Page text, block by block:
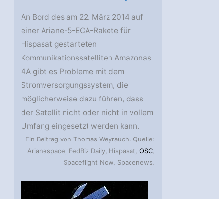
An Bord des am 22. März 2014 auf
einer Ariane-5-ECA-Rakete für
Hispasat gestarteten
Kommunikationssatelliten Amazonas
4A gibt es Probleme mit dem
Stromversorgungssystem, die
möglicherweise dazu führen, dass
der Satellit nicht oder nicht in vollem
Umfang eingesetzt werden kann.
Ein Beitrag von Thomas Weyrauch. Quelle:
Arianespace, FedBiz Daily, Hispasat,OSC
Spaceflight Now, Spacenews.